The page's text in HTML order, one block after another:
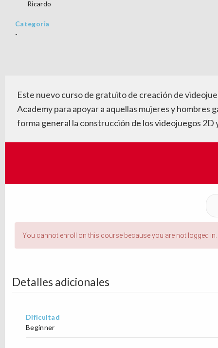
Ricardo
Categoría
-
Este nuevo curso de gratuito de creación de
Academy para apoyar a aquellas mujeres y hombres
forma general la construcción de los videojuegos 2D
You cannot enroll on this course because you are not logged in.
Detalles adicionales
Dificultad
Beginner